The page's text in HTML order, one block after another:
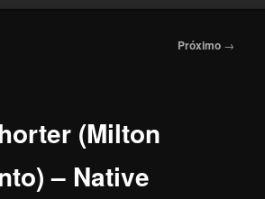
Próximo →
(Milton
– Native